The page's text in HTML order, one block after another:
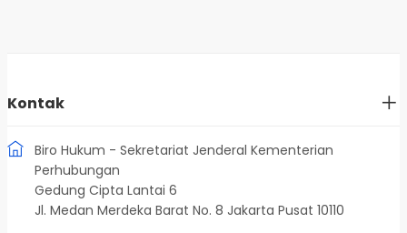
Kontak
Biro Hukum - Sekretariat Jenderal Kementerian
Perhubungan
Gedung Cipta Lantai 6
Jl. Medan Merdeka Barat No. 8 Jakarta Pusat 10110